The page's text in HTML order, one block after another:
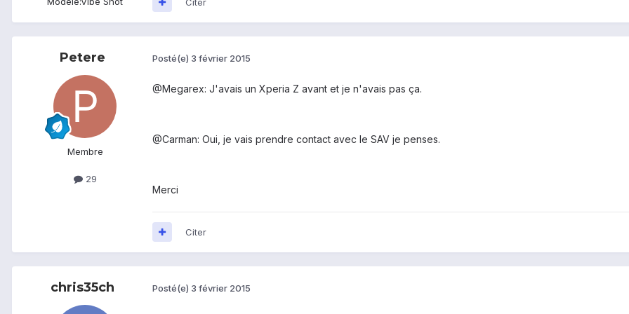
Petere
Membre
29
Posté(e) 3 février 2015
@Megarex: J'avais un Xperia Z avant et je n'avais pas ça.
@Carman: Oui, je vais prendre contact avec le SAV je penses.
Merci
Citer
chris35ch Posté(e) 3 février 2015